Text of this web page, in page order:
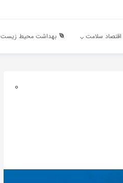
اقتصاد سلامت بهداشت محیط زیست
0